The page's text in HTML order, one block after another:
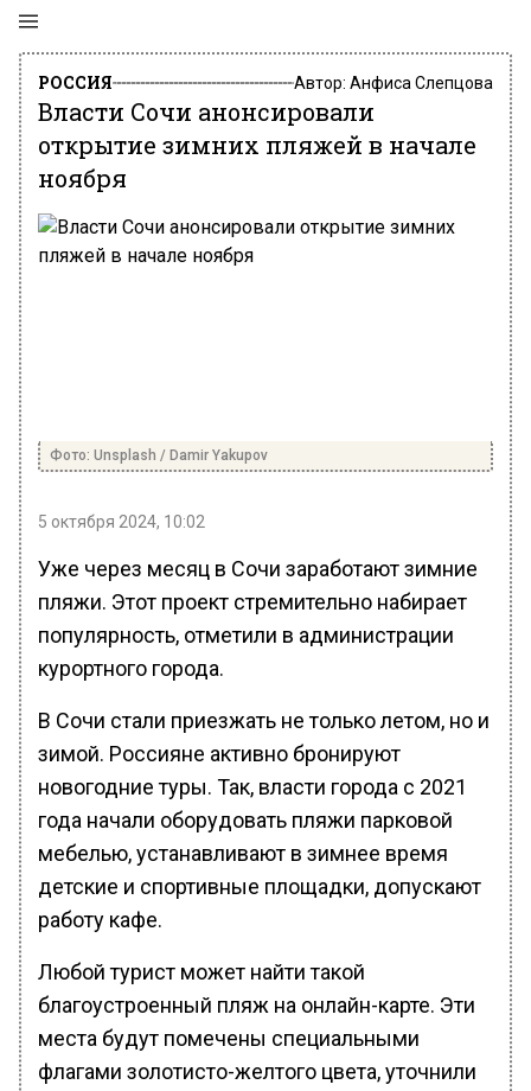
РОССИЯ Автор: Анфиса Слепцова
Власти Сочи анонсировали
открытие зимних пляжей в начале
ноября
Фото: Unsplash / Damir Yakupov
5 октября 2024, 10:02
Уже через месяц в Сочи заработают зимние
пляжи. Этот проект стремительно набирает
популярность, отметили в администрации
курортного города.
В Сочи стали приезжать не только летом, но и
зимой. Россияне активно бронируют
новогодние туры. Так, власти города с 2021
года начали оборудовать пляжи парковой
мебелью, устанавливают в зимнее время
детские и спортивные площадки, допускают
работу кафе.
Любой турист может найти такой
благоустроенный пляж на онлайн-карте. Эти
места будут помечены специальными
флагами золотисто-желтого цвета, уточнили